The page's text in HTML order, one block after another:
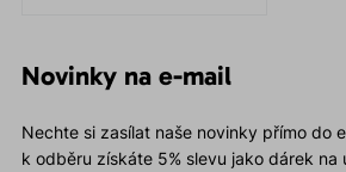
Novinky na e-mail
Nechte si zasílat naše novinky přímo do
k odběru získáte 5% slevu jako dárek na